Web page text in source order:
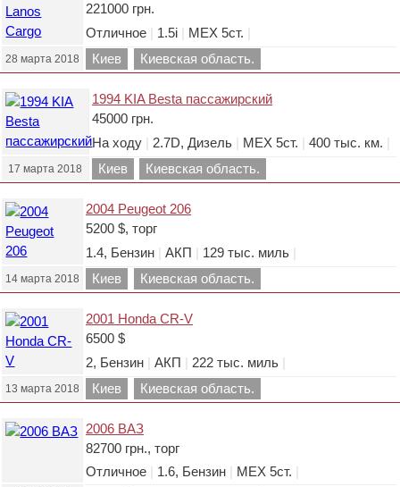
221000 грн.
Отличное
1.5i МЕХ 5ст.
28 марта 2018 Киев Киевская область.
1994 KIA Besta пассажирский
45000 грн.
На ходу
2.7D, Дизель МЕХ 5ст. 400 тыс. км.
17 марта 2018 Киев Киевская область.
2004 Peugeot 206
5200 $, торг
1.4, Бензин
АКП 129 тыс. миль
14 марта 2018 Киев Киевская область.
2001 Honda CR-V
6500 $
2, Бензин
АКП 222 тыс. миль
13 марта 2018 Киев Киевская область.
2006 ВАЗ
82700 грн., торг
Отличное
1.6, Бензин МЕХ 5ст.